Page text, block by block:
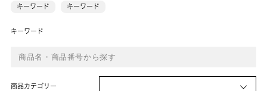
キーワード
キーワード
キーワード
商品カテゴリー